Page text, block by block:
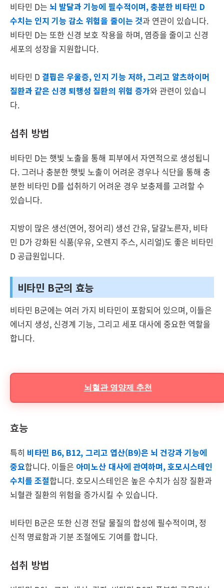
비타민 D는 뇌 발달과 기능에 필수적이며, 충분한 비타민 D
수치는 인지 기능 감소 위험을 줄이는 것과 연관이 있습니다.
비타민 D는 또한 신경 보호 작용을 하며, 염증을 줄이고 신경
세포의 성장을 지원합니다.
비타민 D 결핍은 우울증, 인지 기능 저하, 그리고 알츠하이머
질환과 같은 신경 퇴행성 질환의 위험 증가와 관련이 있습니
다.
섭취 방법
비타민 D는 햇빛 노출을 통해 피부에서 자연적으로 생성됩니
다. 그러나 충분한 햇빛 노출이 어려운 경우나 식단을 통해 충
분한 비타민 D를 섭취하기 어려운 경우 보충제를 고려할 수
있습니다.
지방이 많은 생선(연어, 정어리) 생선 간유, 달걀노른자, 비타
민 D가 강화된 식품(우유, 오렌지 주스, 시리얼)도 좋은 비타민
D 공급원입니다.
비타민 B군의 효능
비타민 B군에는 여러 가지 비타민이 포함되어 있으며, 이들은
에너지 생성, 신경계 기능, 그리고 세포 대사에 중요한 역할을
합니다.
뇌혈관 영양제 추천
효능
특히 비타민 B6, B12, 그리고 엽산(B9)은 뇌 건강과 기능에
중요합니다. 이들은 아미노산 대사에 관여하며, 호모시스테인
수치를 조절합니다. 호모시스테인은 높은 수치가 심장 질환과
뇌혈관 질환의 위험을 증가시킬 수 있습니다.
비타민 B군은 또한 신경 전달 물질의 합성에 필수적이며, 정
신적 명료함과 기분 조절에도 기여를 합니다.
섭취 방법